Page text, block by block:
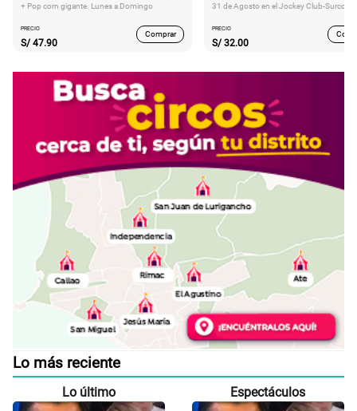
+ Pop corn gigante. Lunes a Domingo
PRECIO
S/ 47.90
Comprar
31 de Agosto en el Jockey Club-Surco
PRECIO
S/ 32.00
Lo más reciente
Lo último Espectáculos